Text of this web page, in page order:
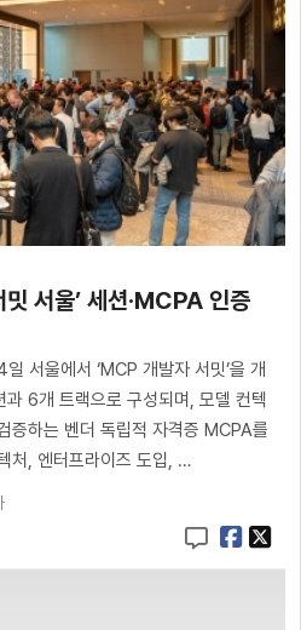
서울’ 세션·MCPA 인증
서울에서 ‘MCP 개발자 서밋’을 개
6개 트랙으로 구성되며, 모델 컨텍
증하는 벤더 독립적 자격증 MCPA를
처, 엔터프라이즈 도입, …